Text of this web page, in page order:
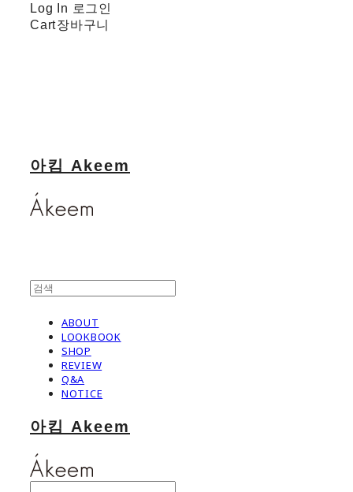
Log In 로그인
Cart장바구니
아킴 Akeem
ABOUT
LOOKBOOK
SHOP
REVIEW
Q&A
NOTICE
아킴 Akeem